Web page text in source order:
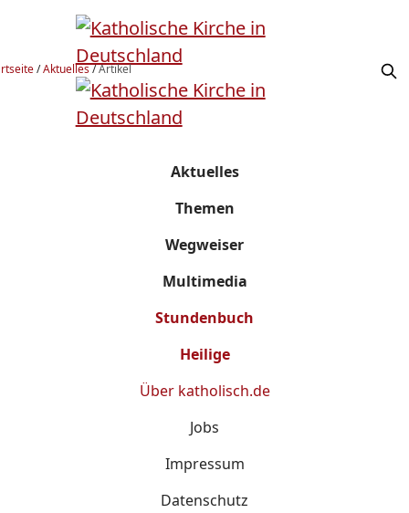
/Aktuelles/Artikel
Aktuelles
Themen
Wegweiser
Multimedia
Stundenbuch
Heilige
Über katholisch.de
Jobs
Impressum
Datenschutz